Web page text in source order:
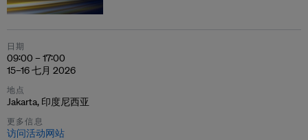
日期
09:00 – 17:00
15–16 七月 2026
地点
Jakarta, 印度尼西亚
更多信息
访问活动网站